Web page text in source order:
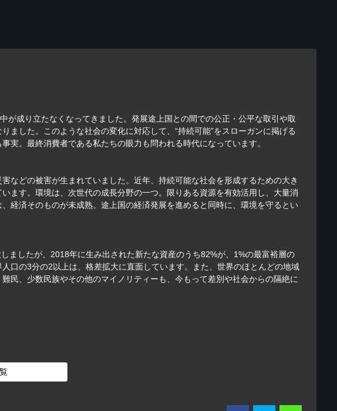
が成り立たなくなってきました。発展途上国との間での公正・公平な取引や取
した。このような社会の変化に対応して、“持続可能”をスローガンに掲げる
実。最終消費者である私たちの眼力も問われる時代になっています。
などの被害が生まれていました。近年、持続可能な社会を形成するための大き
ます。環境は、次世代の成長分野の一つ。限りある資源を有効活用し、大量消
経済そのものが未成熟。途上国の経済発展を進めると同時に、環境を守るとい
ましたが、2018年に生み出された新たな資産のうち82%が、1%の最富裕層の
口の3分の2以上は、格差拡大に直面しています。また、世界のほとんどの地域
民、少数民族やその他のマイノリティーも、今もって差別や社会からの隔絶に